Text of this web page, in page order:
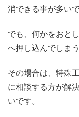
消できる事が多いで
でも、何かをおと
へ押し込んでしま
その場合は、特殊
に相談する方が解
いです。